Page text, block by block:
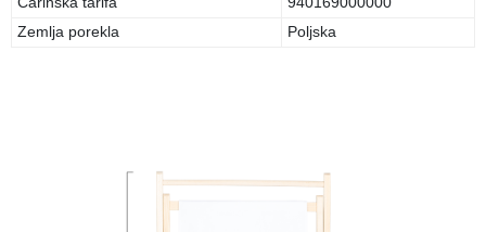
Zemlja porekla
Poljska